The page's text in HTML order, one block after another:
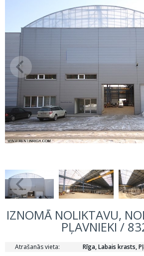
IZNOMĀ NOLIKTAVU,
PĻAVNIEKI /
Atrašanās vieta:
Rīga, Labais krasts,